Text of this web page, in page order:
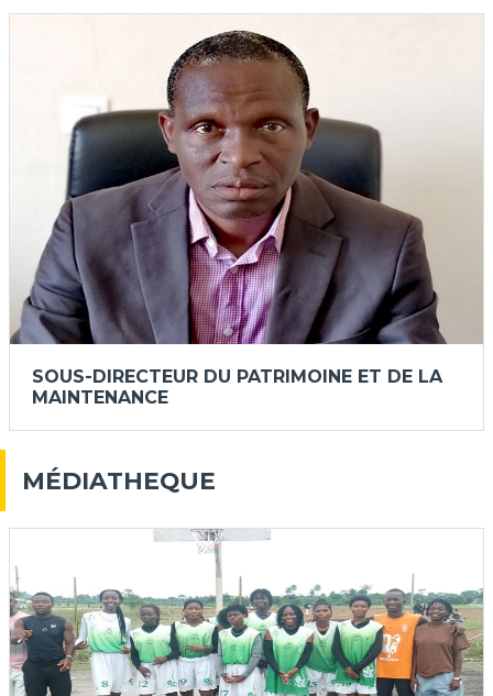
SOUS-DIRECTEUR DU PATRIMOINE ET DE LA
MAINTENANCE
MÉDIATHEQUE